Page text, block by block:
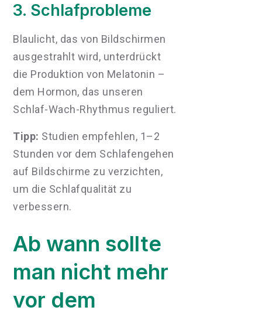
3. Schlafprobleme
Blaulicht, das von Bildschirmen
ausgestrahlt wird, unterdrückt
die Produktion von Melatonin –
dem Hormon, das unseren
Schlaf-Wach-Rhythmus reguliert.
Tipp: Studien empfehlen, 1–2
Stunden vor dem Schlafengehen
auf Bildschirme zu verzichten,
um die Schlafqualität zu
verbessern.
Ab wann sollte
man nicht mehr
vor dem